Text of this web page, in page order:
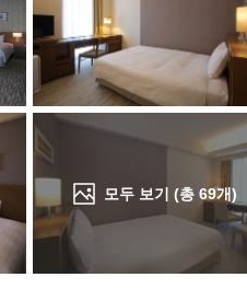
모두 보기 (총 69개)